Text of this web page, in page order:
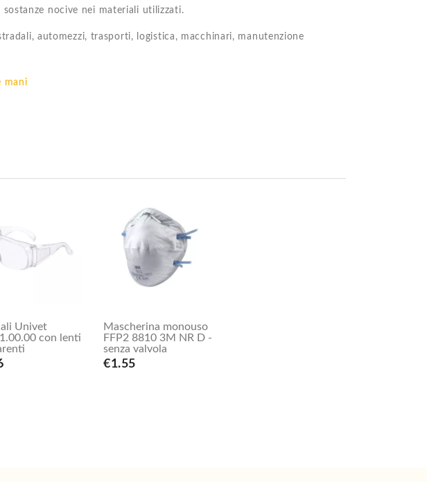
sostanze nocive nei materiali utilizzati.
automezzi, trasporti, logistica, macchinari, manutenzione
mani
Univet
con lenti
Mascherina monouso
FFP2 8810 3M NR D -
senza valvola
€1.55